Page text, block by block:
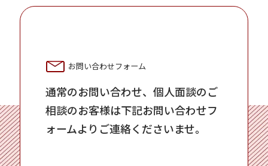
お問い合わせフォーム
通常のお問い合わせ、個人面談のご
相談のお客様は下記お問い合わせフ
ォームよりご連絡くださいませ。